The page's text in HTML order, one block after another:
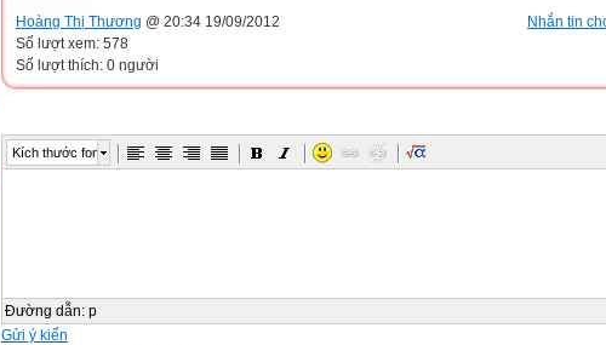
Nhắn tin
Hoàng Thị Thương @ 20:34 19/09/2012
Số lượt xem: 578
Số lượt thích: 0 người
Kích thước font
Đường dẫn: p
Gửi ý kiến